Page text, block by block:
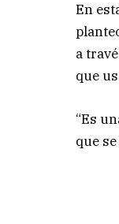
En
a
que
“Es
que